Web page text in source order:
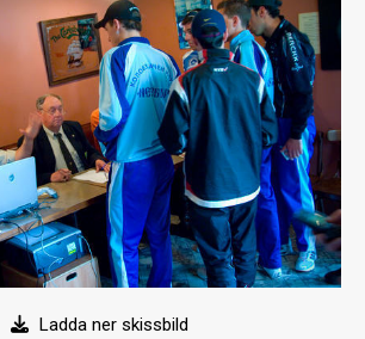
Ladda ner skissbild